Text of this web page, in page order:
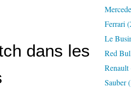
dans les
Ferrari
Le
Red
Renault
Sauber